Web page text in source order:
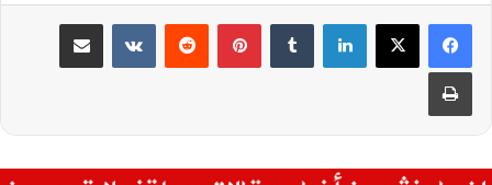
لينكدإن بينتيريست مشاركة عبر البريد
طباعة